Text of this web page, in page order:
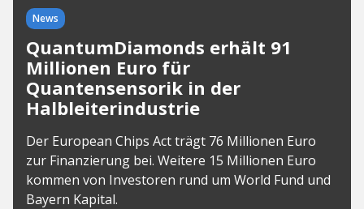
News
QuantumDiamonds erhält 91
Millionen Euro für
Quantensensorik in der
Halbleiterindustrie
Der European Chips Act trägt 76 Millionen Euro
zur Finanzierung bei. Weitere 15 Millionen Euro
kommen von Investoren rund um World Fund und
Bayern Kapital.